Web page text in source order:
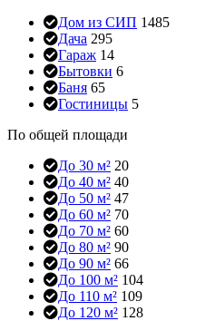
Дом из СИП 1485
Дача 295
Гараж 14
Бытовки 6
Баня 65
Гостиницы 5
По общей площади
До 30 м² 20
До 40 м² 40
До 50 м² 47
До 60 м² 70
До 70 м² 60
До 80 м² 90
До 90 м² 66
До 100 м² 104
До 110 м² 109
До 120 м² 128